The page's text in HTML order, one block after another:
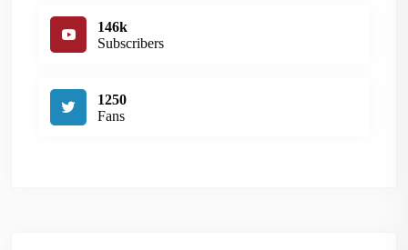
146k
Subscribers
1250
Fans